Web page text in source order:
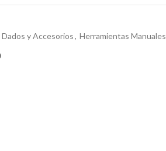
Dados y Accesorios, Herramientas Manuales